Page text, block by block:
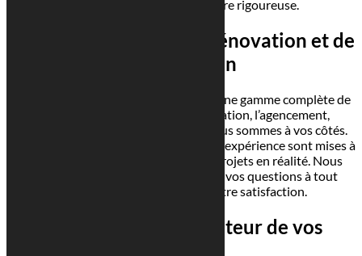
contrôle le chantier de manière rigoureuse.
Réalisez vos projets de rénovation et de
construction
Georges Reuter Architectes propose une gamme complète de
services. Que ce soit pour la rénovation, l’agencement,
l’aménagement ou la construction, nous sommes à vos côtés.
Nos connaissances techniques et notre expérience sont mises à
votre service pour transformer vos projets en réalité. Nous
vous accompagnons et répondons à vos questions à tout
moment, garantissant ainsi votre satisfaction.
Des résultats à la hauteur de vos